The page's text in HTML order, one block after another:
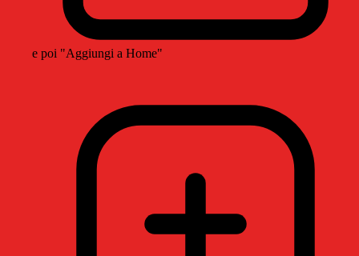
e poi "Aggiungi a Home"